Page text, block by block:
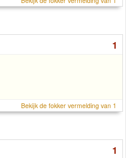
1
Bekijk de fokker vermelding van 1
1